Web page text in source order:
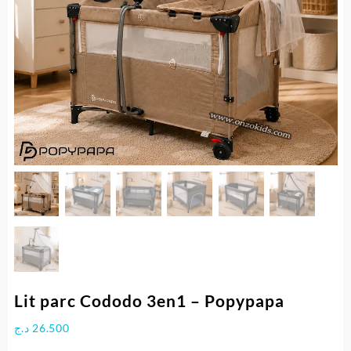
Lit parc Cododo 3en1 – Popypapa
26.500 د.ج